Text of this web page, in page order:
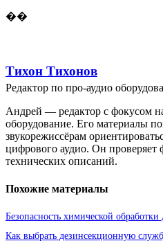
��
Тихон Тихонов
Редактор по про-аудио
Андрей — редактор с фокусом
оборудование. Его материалы
звукорежиссёрам
цифрового аудио. Он проверяет
технических описаний.
Похожие материалы
Безопасность химической
Как выбрать дезинсекционную